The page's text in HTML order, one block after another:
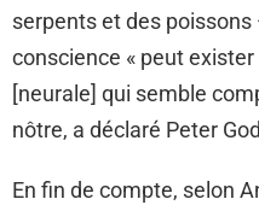
serpents et des
conscience « peut
[neurale] qui semble
nôtre, a déclaré Peter
En fin de compte, selon